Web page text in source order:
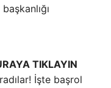
TIKLAYIN